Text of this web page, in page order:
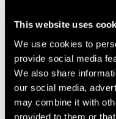
This website uses
We use cookies to
provide social media
We also share
our social media,
may combine it with
provided to them or
Wat betekent
De naam Doen-
onze gedachten en
we doen. Wat we